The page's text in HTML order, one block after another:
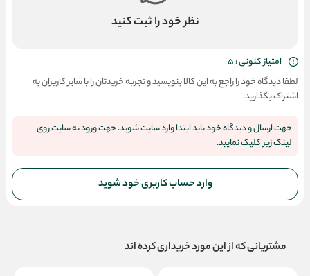
نظر خود را ثبت کنید
امتیاز کنونی : 5
لطفا دیدگاه خود را راجع به این کالا بنویسید و تجربه خریدتان را با سایر کاربران به
اشتراک بگذارید.
جهت ارسال و دیدگاه خود باید ابتدا وارد سایت شوید. جهت ورود به سایت روی
لینک زیر کلیک نمایید.
وارد حساب کاربری خود شوید
مشتریانی که از این مورد خریداری کرده اند